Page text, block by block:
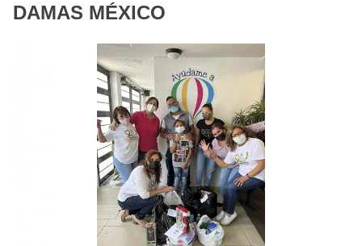
DAMAS MÉXICO